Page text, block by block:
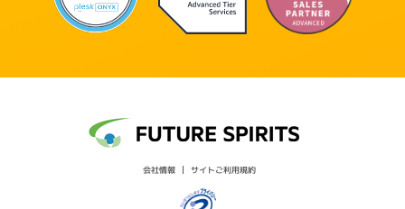
会社情報 サイトご利用規約